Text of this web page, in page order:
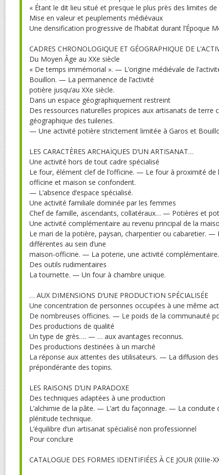
« Étant le dit lieu situé et presque le plus près des limites de
Mise en valeur et peuplements médiévaux
Une densification progressive de l’habitat durant l’Époque
CADRES CHRONOLOGIQUE ET GÉOGRAPHIQUE DE
Du Moyen Âge au XXe siècle
« De temps immémorial ». — L’origine médiévale de
Bouillon. — La permanence de l’activité
potière jusqu’au XXe siècle.
Dans un espace géographiquement restreint
Des ressources naturelles propices aux artisanats de terre
géographique des tuileries.
— Une activité potière strictement limitée à Garos et
LES CARACTÈRES ARCHAÏQUES D’UN ARTISANAT…
Une activité hors de tout cadre spécialisé
Le four, élément clef de l’officine. — Le four à proximité
officine et maison se confondent.
— L’absence d’espace spécialisé.
Une activité familiale dominée par les femmes
Chef de famille, ascendants, collatéraux… — Potières et
Une activité complémentaire au revenu principal de la
Le mari de la potière, paysan, charpentier ou cabaretier. —
différentes au sein d’une
maison-officine. — La poterie, une activité complémentaire.
Des outils rudimentaires
La tournette. — Un four à chambre unique.
… AUX DIMENSIONS D’UNE PRODUCTION SPÉCIALISÉE
Une concentration de personnes occupées à une même
De nombreuses officines. — Le poids de la communauté
Des productions de qualité
Un type de grès…. — … aux avantages reconnus.
Des productions destinées à un marché
La réponse aux attentes des utilisateurs. — La diffusion
prépondérante des topins.
LES RAISONS D’UN PARADOXE
Des techniques adaptées à une production
L’alchimie de la pâte. — L’art du façonnage. — La
plénitude technique.
L’équilibre d’un artisanat spécialisé non professionnel
Pour conclure
CATALOGUE DES FORMES IDENTIFIÉES À CE JOUR (XIIIe-